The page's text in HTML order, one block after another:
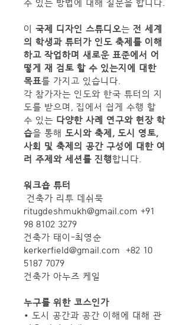
이 국제 디자인 스튜디오는 전 세계
의 학생과 튜터가 인도 축제를 이해
하고 작업하며 새로운 표준에서 어
떻게 재 검토 할 수 있는지에 대한
목표를 가지고 있습니다.
각 참가자는 인도와 한국 튜터의 지
도를 받으며, 집에서 쉽게 수행 할
수 있는 다양한 사례 연구와 현장 학
습을 통해 도시와 축제, 도시 영토,
사회 및 축제의 공간 구성에 대한 여
러 주제와 세션를 진행합니다.
워크숍 튜터
건축가 리투 데쉬묵
ritugdeshmukh@gmail.com +91
98 8102 3279
건축가 태이-최영순
kerkerfield@gmail.com  +82 10
5187 7079
건축가 아누즈 케일
누구를 위한 코스인가
• 도시 공간과 공간 이해에 대해 관